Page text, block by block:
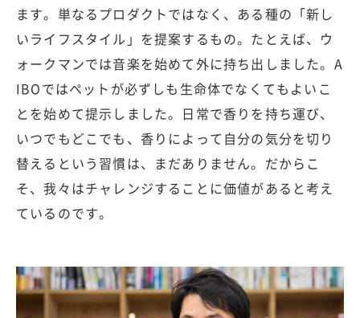
ます。単なるプロダクトではなく、ある種の「新し
いライフスタイル」を提案するもの。たとえば、ウ
ォークマンでは音楽を始めて外に持ち出しました。A
IBOではペットが必ずしも生命体でなくてもよいこ
とを始めて提示しました。日常で香りを持ち運び、
いつでもどこでも、香りによって自分の気分を切り
替えるという習慣は、まだありません。だからこ
そ、我々はチャレンジすることに価値があると考え
ているのです。